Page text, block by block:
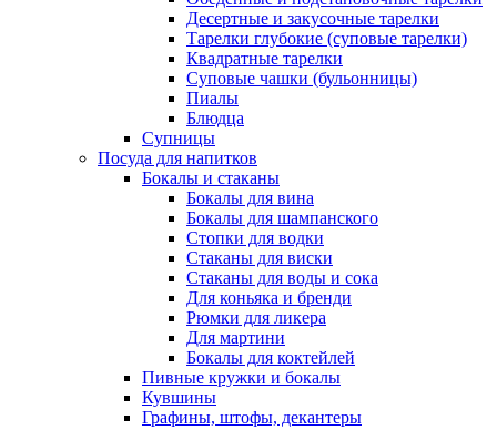
Десертные и закусочные тарелки
Тарелки глубокие (суповые тарелки)
Квадратные тарелки
Суповые чашки (бульонницы)
Пиалы
Блюдца
Супницы
Посуда для напитков
Бокалы и стаканы
Бокалы для вина
Бокалы для шампанского
Стопки для водки
Стаканы для виски
Стаканы для воды и сока
Для коньяка и бренди
Рюмки для ликера
Для мартини
Бокалы для коктейлей
Пивные кружки и бокалы
Кувшины
Графины, штофы, декантеры